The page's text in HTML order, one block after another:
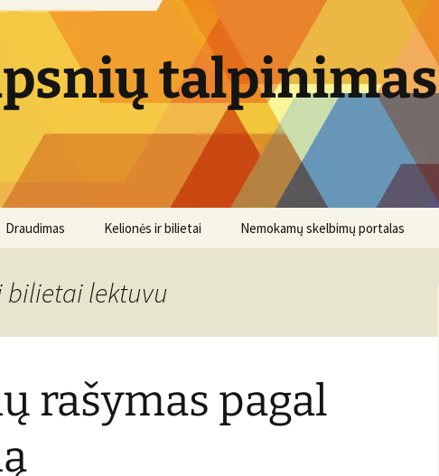
talpinimas
Draudimas Kelionės ir bilietai Nemokamų skelbimų portalas
bilietai lektuvu
rašymas pagal